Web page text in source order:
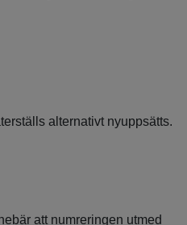
alternativt nyuppsätts.
att numreringen utmed